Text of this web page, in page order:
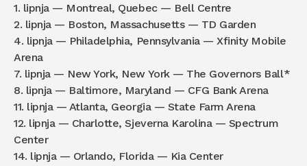
1. lipnja — Montreal, Quebec — Bell Centre
2. lipnja — Boston, Massachusetts — TD Garden
4. lipnja — Philadelphia, Pennsylvania — Xfinity Mobile
Arena
7. lipnja — New York, New York — The Governors Ball*
8. lipnja — Baltimore, Maryland — CFG Bank Arena
11. lipnja — Atlanta, Georgia — State Farm Arena
12. lipnja — Charlotte, Sjeverna Karolina — Spectrum
Center
14. lipnja — Orlando, Florida — Kia Center